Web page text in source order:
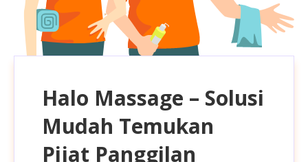
Halo Massage – Solusi
Mudah Temukan
Pijat Panggilan